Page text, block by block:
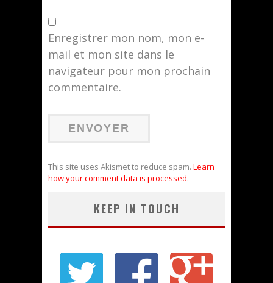
Enregistrer mon nom, mon e-
mail et mon site dans le
navigateur pour mon prochain
commentaire.
This site uses Akismet to reduce spam. Learn
how your comment data is processed.
KEEP IN TOUCH